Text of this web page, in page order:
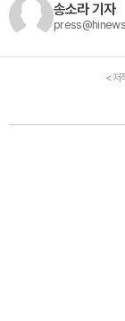
송소라 기자
<저